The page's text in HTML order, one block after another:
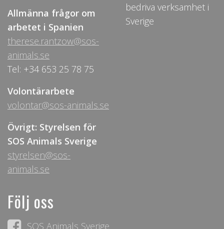
Allmänna frågor om
arbetet i Spanien
therese.rantzow@sos-
animals.se
Tel: +34 653 25 78 75
Volontärarbete
volontar@sos-animals.se
Övrigt: Styrelsen för
SOS Animals Sverige
styrelsen@sos-
animals.se
bedriva verksamhet i
Sverige
Följ oss
SOS Animals Sverige